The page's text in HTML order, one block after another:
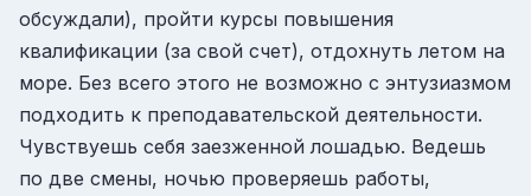
обсуждали), пройти курсы повышения
квалификации (за свой счет), отдохнуть летом на
море. Без всего этого не возможно с энтузиазмом
подходить к преподавательской деятельности.
Чувствуешь себя заезженной лошадью. Ведешь
по две смены, ночью проверяешь работы,